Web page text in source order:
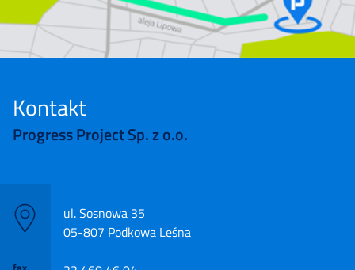
Kontakt
Progress Project Sp. z o.o.
ul. Sosnowa 35
05-807 Podkowa Leśna